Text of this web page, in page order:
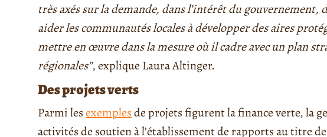
très axés sur la demande, dans l’intérêt du
aider les communautés locales à développer des aires
mettre en œuvre dans la mesure où il cadre avec un plan
régionales”, explique Laura Altinger.
Des projets verts
Parmi lesexemplesde projets figurent la finance verte, la
activités de soutien à l’établissement de rapports au titre